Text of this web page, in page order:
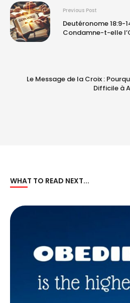
Previous Post
Deutéronome 18:9-
Condamne-t-elle
Le Message de la Croix :
Difficile à
WHAT TO READ NEXT...